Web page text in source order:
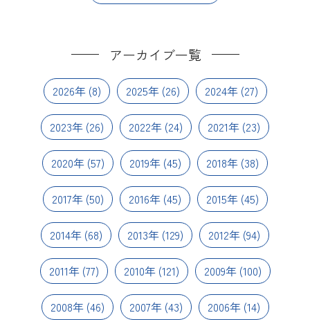
アーカイブ一覧
2026年(8) 2025年(26) 2024年(27)
2023年 (26) 2022年 (24) 2021年 (23)
2020年 (57) 2019年 (45) 2018年 (38)
2017年(50) 2016年(45) 2015年(45)
2014年 (68) 2013年 (129) 2012年 (94)
2011年(77) 2010年(121) 2009年(100)
2008年(46) 2007年(43) 2006年(14)